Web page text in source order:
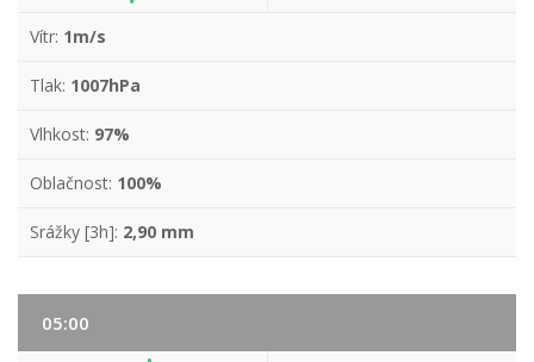
Vítr: 1m/s
Tlak: 1007hPa
Vlhkost: 97%
Oblačnost: 100%
Srážky [3h]: 2,90 mm
05:00